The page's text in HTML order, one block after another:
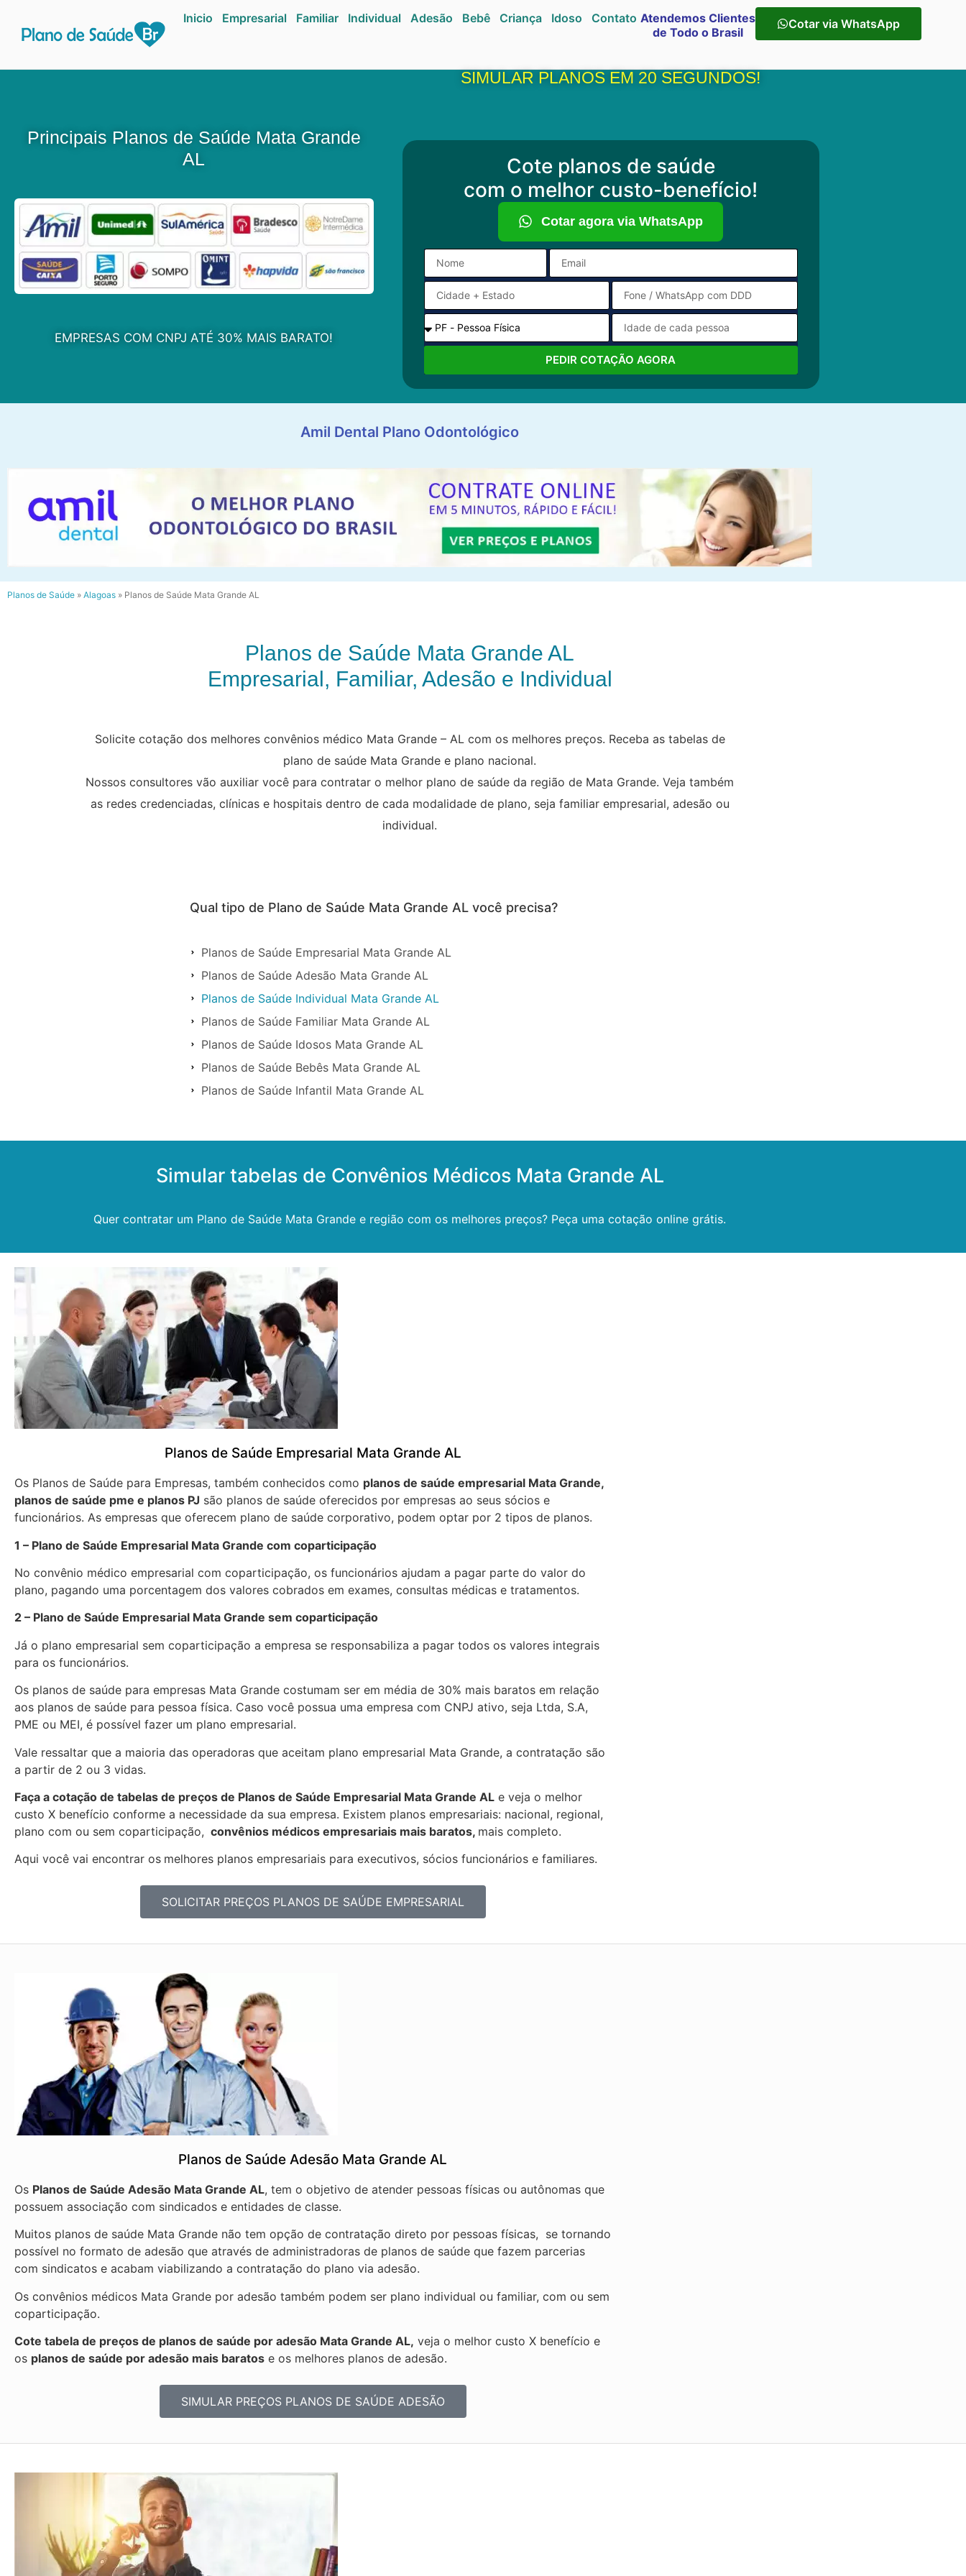
Inicio Empresarial Familiar Individual Adesão Bebê Criança Idoso Contato Atendemos Clientes
de Todo o Brasil
Cotar via WhatsApp
Principais Planos de Saúde Mata Grande
AL
EMPRESAS COM CNPJ ATÉ 30% MAIS BARATO!
SIMULAR PLANOS EM 20 SEGUNDOS!
Cote planos de saúde
com o melhor custo-benefício!
Cotar agora via WhatsApp
PEDIR COTAÇÃO AGORA
Amil Dental Plano Odontológico
Planos de Saúde » Alagoas » Planos de Saúde Mata Grande AL
Planos de Saúde Mata Grande AL
Empresarial, Familiar, Adesão e Individual
Solicite cotação dos melhores convênios médico Mata Grande – AL com os melhores preços. Receba as tabelas de
plano de saúde Mata Grande e plano nacional.
Nossos consultores vão auxiliar você para contratar o melhor plano de saúde da região de Mata Grande. Veja também
as redes credenciadas, clínicas e hospitais dentro de cada modalidade de plano, seja familiar empresarial, adesão ou
individual.
Qual tipo de Plano de Saúde Mata Grande AL você precisa?
Planos de Saúde Empresarial Mata Grande AL
Planos de Saúde Adesão Mata Grande AL
Planos de Saúde Individual Mata Grande AL
Planos de Saúde Familiar Mata Grande AL
Planos de Saúde Idosos Mata Grande AL
Planos de Saúde Bebês Mata Grande AL
Planos de Saúde Infantil Mata Grande AL
Simular tabelas de Convênios Médicos Mata Grande AL
Quer contratar um Plano de Saúde Mata Grande e região com os melhores preços? Peça uma cotação online grátis.
Planos de Saúde Empresarial Mata Grande AL
Os Planos de Saúde para Empresas, também conhecidos como planos de saúde empresarial Mata Grande,
planos de saúde pme e planos PJ são planos de saúde oferecidos por empresas ao seus sócios e
funcionários. As empresas que oferecem plano de saúde corporativo, podem optar por 2 tipos de planos.
1 – Plano de Saúde Empresarial Mata Grande com coparticipação
No convênio médico empresarial com coparticipação, os funcionários ajudam a pagar parte do valor do
plano, pagando uma porcentagem dos valores cobrados em exames, consultas médicas e tratamentos.
2 – Plano de Saúde Empresarial Mata Grande sem coparticipação
Já o plano empresarial sem coparticipação a empresa se responsabiliza a pagar todos os valores integrais
para os funcionários.
Os planos de saúde para empresas Mata Grande costumam ser em média de 30% mais baratos em relação
aos planos de saúde para pessoa física. Caso você possua uma empresa com CNPJ ativo, seja Ltda, S.A,
PME ou MEI, é possível fazer um plano empresarial.
Vale ressaltar que a maioria das operadoras que aceitam plano empresarial Mata Grande, a contratação são
a partir de 2 ou 3 vidas.
Faça a cotação de tabelas de preços de Planos de Saúde Empresarial Mata Grande AL e veja o melhor
custo X benefício conforme a necessidade da sua empresa. Existem planos empresariais: nacional, regional,
plano com ou sem coparticipação, convênios médicos empresariais mais baratos, mais completo.
Aqui você vai encontrar os melhores planos empresariais para executivos, sócios funcionários e familiares.
SOLICITAR PREÇOS PLANOS DE SAÚDE EMPRESARIAL
Planos de Saúde Adesão Mata Grande AL
Os Planos de Saúde Adesão Mata Grande AL, tem o objetivo de atender pessoas físicas ou autônomas que
possuem associação com sindicados e entidades de classe.
Muitos planos de saúde Mata Grande não tem opção de contratação direto por pessoas físicas, se tornando
possível no formato de adesão que através de administradoras de planos de saúde que fazem parcerias
com sindicatos e acabam viabilizando a contratação do plano via adesão.
Os convênios médicos Mata Grande por adesão também podem ser plano individual ou familiar, com ou sem
coparticipação.
Cote tabela de preços de planos de saúde por adesão Mata Grande AL, veja o melhor custo X benefício e
os planos de saúde por adesão mais baratos e os melhores planos de adesão.
SIMULAR PREÇOS PLANOS DE SAÚDE ADESÃO